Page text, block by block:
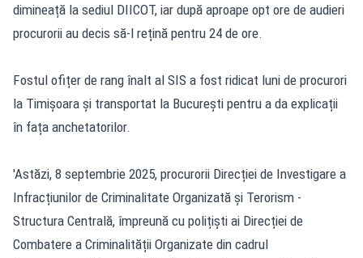
dimineață la sediul DIICOT, iar după aproape opt ore de audieri
procurorii au decis să-l rețină pentru 24 de ore.
Fostul ofițer de rang înalt al SIS a fost ridicat luni de procurori
la Timișoara și transportat la București pentru a da explicații
în fața anchetatorilor.
'Astăzi, 8 septembrie 2025, procurorii Direcției de Investigare a
Infracțiunilor de Criminalitate Organizată și Terorism -
Structura Centrală, împreună cu polițiști ai Direcției de
Combatere a Criminalității Organizate din cadrul